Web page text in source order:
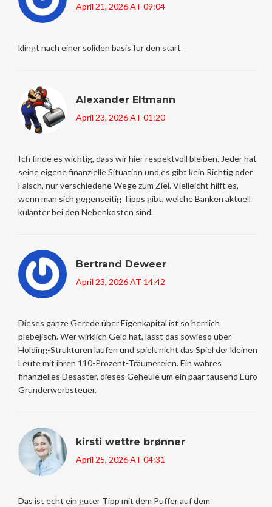
April 21, 2026 AT 09:04
klingt nach einer soliden basis für den start
Alexander Eltmann
April 23, 2026 AT 01:20
Ich finde es wichtig, dass wir hier respektvoll bleiben. Jeder hat
seine eigene finanzielle Situation und es gibt kein Richtig oder
Falsch, nur verschiedene Wege zum Ziel. Vielleicht hilft es,
wenn man sich gegenseitig Tipps gibt, welche Banken aktuell
kulanter bei den Nebenkosten sind.
Bertrand Deweer
April 23, 2026 AT 14:42
Dieses ganze Gerede über Eigenkapital ist so herrlich
plebejisch. Wer wirklich Geld hat, lässt das sowieso über
Holding-Strukturen laufen und spielt nicht das Spiel der kleinen
Leute mit ihren 110-Prozent-Träumereien. Ein wahres
finanzielles Desaster, dieses Geheule um ein paar tausend Euro
Grunderwerbsteuer.
kirsti wettre brønner
April 25, 2026 AT 04:31
Das ist echt ein guter Tipp mit dem Puffer auf dem